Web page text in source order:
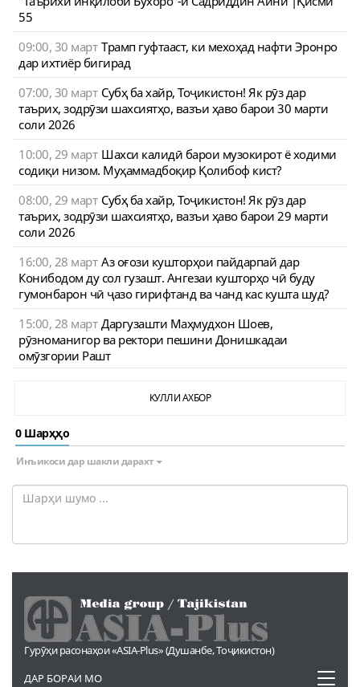
55
09:00, 30 март Трамп гуфтааст, ки мехоҳад нафти Эронро
дар ихтиёр бигирад
07:00, 30 март Субҳ ба хайр, Тоҷикистон! Як рӯз дар
таърих, зодрӯзи шахсиятҳо, вазъи ҳаво барои 30 марти
соли 2026
10:00, 29 март Шахси калидӣ барои музокирот ё ходими
содиқи низом. Муҳаммадбоқир Қолибоф кист?
08:00, 29 март Субҳ ба хайр, Тоҷикистон! Як рӯз дар
таърих, зодрӯзи шахсиятҳо, вазъи ҳаво барои 29 марти
соли 2026
16:00, 28 март Аз оғози кушторҳои пайдарпай дар
Конибодом ду сол гузашт. Ангезаи кушторҳо чӣ буду
гумонбарон чӣ ҷазо гирифтанд ва чанд кас кушта шуд?
15:00, 28 март Даргузашти Маҳмудхон Шоев,
рӯзноманигор ва ректори пешини Донишкадаи
омӯзгории Рашт
КУЛЛИ АХБОР
0 Шарҳҳо
Инъикоси дар шакли дарахт
Гурӯҳи расонаҳои «ASIA-Plus» (Душанбе, Тоҷикистон)
ДАР БОРАИ МО